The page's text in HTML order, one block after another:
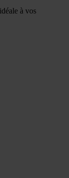
à vos